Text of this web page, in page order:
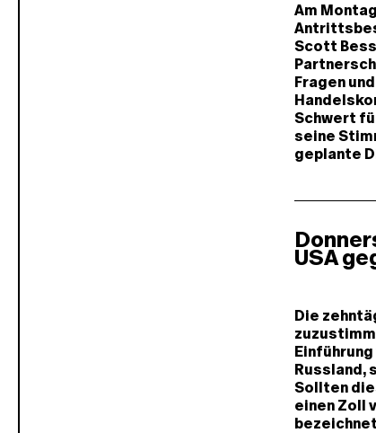
Am
Scott
Fragen
Schwert
seine
geplante
USA
Die
Russland,
Sollten
einen Zoll